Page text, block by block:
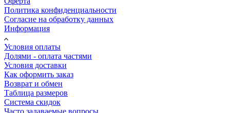
Политика конфиденциальности
Согласие на обработку данных
Информация
Условия оплаты
Долями - оплата частями
Условия доставки
Как оформить заказ
Возврат и обмен
Таблица размеров
Система скидок
Часто задаваемые вопросы